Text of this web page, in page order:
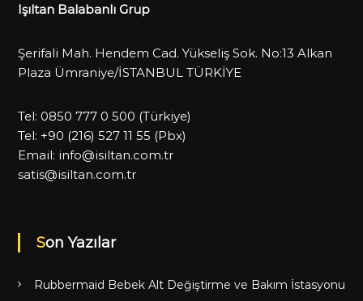
Işıltan Balabanlı Grup
Şerifali Mah. Hendem Cad. Yükseliş Sok. No:13 Alkan
Plaza Ümraniye/İSTANBUL TÜRKİYE
Tel: 0850 777 0 500 (Türkiye)
Tel: +90 (216) 527 11 55 (Pbx)
Email: info@isiltan.com.tr
satis@isiltan.com.tr
Son Yazılar
Rubbermaid Bebek Alt Değiştirme ve Bakım İstasyonu